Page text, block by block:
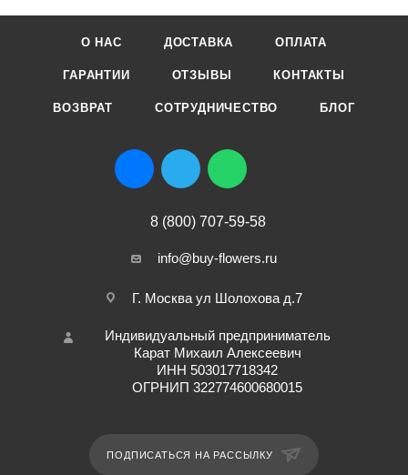
О НАС ДОСТАВКА ОПЛАТА
ГАРАНТИИ ОТЗЫВЫ КОНТАКТЫ
ВОЗВРАТ СОТРУДНИЧЕСТВО БЛОГ
8 (800) 707-59-58
info@buy-flowers.ru
Г. Москва ул Шолохова д.7
Индивидуальный предприниматель
Карат Михаил Алексеевич
ИНН 503017718342
ОГРНИП 322774600680015
ПОДПИСАТЬСЯ НА РАССЫЛКУ